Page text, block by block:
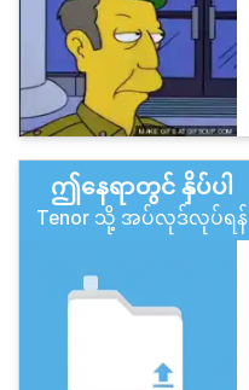
ဤနေရာတွင် နှိပ်ပါ
Tenor သို့ အပ်လုဒ်လုပ်ရန်